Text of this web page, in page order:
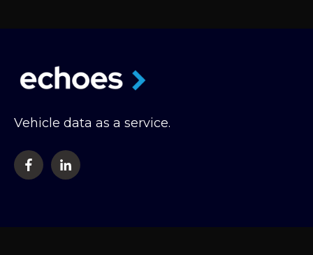
Vehicle data as a service.